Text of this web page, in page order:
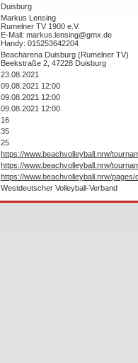
Duisburg
Markus Lensing
Rumelner TV 1900 e.V.
E-Mail: markus.lensing@gmx.de
Handy: 015253642204
Beacharena Duisburg (Rumelner TV)
Beekstraße 2, 47228 Duisburg
23.08.2021
09.08.2021 12:00
09.08.2021 12:00
09.08.2021 12:00
16
35
25
https://www.beachvolleyball.nrw/
https://www.beachvolleyball.nrw/
https://www.beachvolleyball.nrw/
Westdeutscher Volleyball-Verband